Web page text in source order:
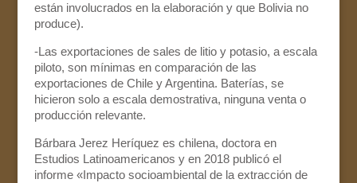
están involucrados en la elaboración y que Bolivia no
produce).
-Las exportaciones de sales de litio y potasio, a escala
piloto, son mínimas en comparación de las
exportaciones de Chile y Argentina. Baterías, se
hicieron solo a escala demostrativa, ninguna venta o
producción relevante.
Bárbara Jerez Heríquez es chilena, doctora en
Estudios Latinoamericanos y en 2018 publicó el
informe «Impacto socioambiental de la extracción de